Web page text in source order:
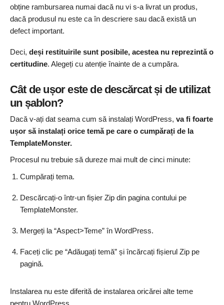
obține rambursarea numai dacă nu vi s-a livrat un produs,
dacă produsul nu este ca în descriere sau dacă există un
defect important.
Deci, deși restituirile sunt posibile, acestea nu reprezintă o
certitudine. Alegeți cu atenție înainte de a cumpăra.
Cât de ușor este de descărcat și de utilizat
un șablon?
Dacă v-ați dat seama cum să instalați WordPress, va fi foarte
ușor să instalați orice temă pe care o cumpărați de la
TemplateMonster.
Procesul nu trebuie să dureze mai mult de cinci minute:
Cumpărați tema.
Descărcați-o într-un fișier Zip din pagina contului pe
TemplateMonster.
Mergeți la “Aspect>Teme” în WordPress.
Faceți clic pe “Adăugați temă” și încărcați fișierul Zip pe
pagină.
Instalarea nu este diferită de instalarea oricărei alte teme
pentru WordPress.